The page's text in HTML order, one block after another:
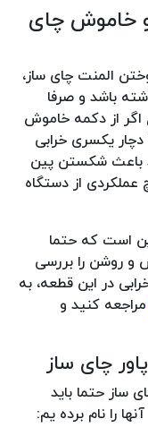
خاموش چای
المنت چای ساز،
باشد و صرفا
از دکمه خاموش
یکسری خرابی
باعث شکستن پین
از دستگاه
است که حتما
و روشن را بررسی
در این قطعه، به
مراجعه کنید و
چای ساز
ساز حتما باید
را نام برده یم: